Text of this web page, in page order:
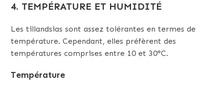
4. TEMPÉRATURE ET HUMIDITÉ
Les tillandsias sont assez tolérantes en termes de
température. Cependant, elles préfèrent des
températures comprises entre 10 et 30°C.
Température